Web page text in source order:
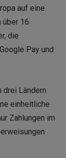
auf eine
über 16
die
Pay und
drei Ländern
einheitliche
Zahlungen im